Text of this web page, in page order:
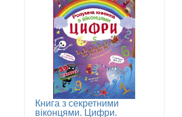
Книга з секретними
віконцями. Цифри.